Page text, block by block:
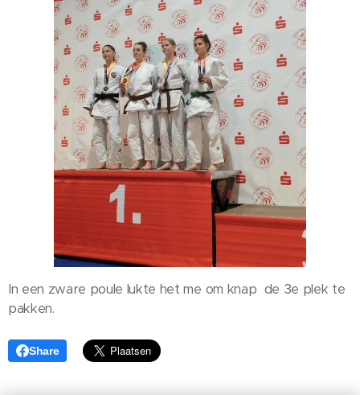
In een zware poule lukte het me om knap de 3e plek te
pakken.
Share